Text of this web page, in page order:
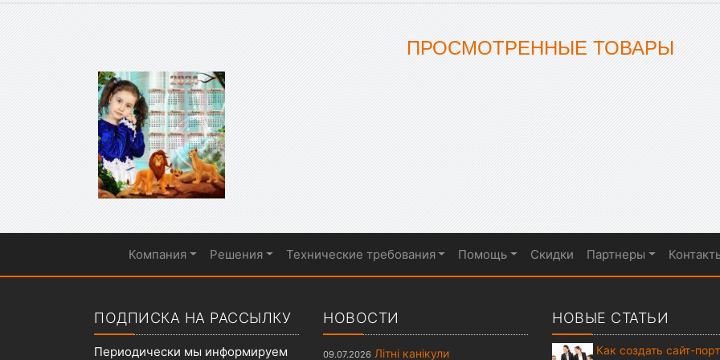
ПРОСМОТРЕННЫЕ ТОВАРЫ
Показать меню
Компания Решения Технические требования Помощь Скидки Партнеры
ПОДПИСКА НА РАССЫЛКУ
Периодически мы информируем
НОВОСТИ
09.07.2026 Літні канікули
НОВЫЕ СТАТЬИ
Как создать сайт-